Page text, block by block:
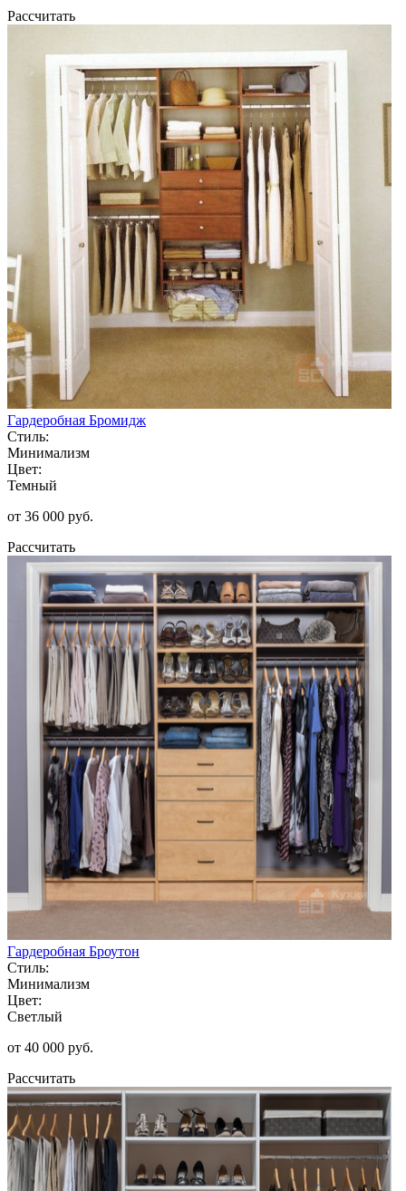
Рассчитать
Гардеробная Бромидж
Стиль:
Минимализм
Цвет:
Темный
от 36 000 руб.
Рассчитать
Гардеробная Броутон
Стиль:
Минимализм
Цвет:
Светлый
от 40 000 руб.
Рассчитать